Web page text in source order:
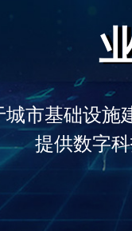
城市基础设施
提供数字